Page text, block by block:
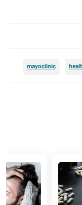
mayoclinic